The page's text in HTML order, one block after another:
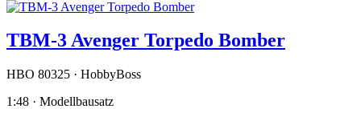
TBM-3 Avenger Torpedo Bomber
HBO 80325 · HobbyBoss
1:48 · Modellbausatz